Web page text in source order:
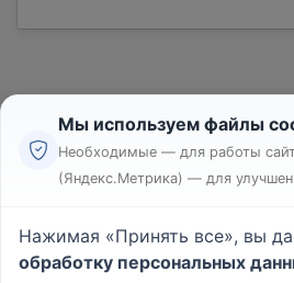
Реклама
Пользовательское
Политика
Мы используем файлы
Необходимые — для работы
(Яндекс.Метрика) — для
Нажимая «Принять все», вы
обработку персональных